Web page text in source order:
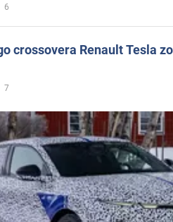
6
crossovera Renault Tesla
7